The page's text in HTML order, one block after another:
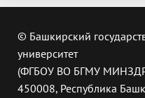
© Башкирский
университет
(ФГБОУ ВО БГМУ
450008, Республика